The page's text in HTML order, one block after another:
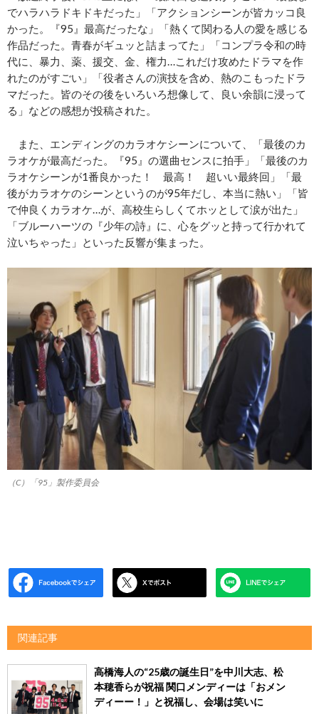
でハラハラドキドキだった」「アクションシーンが皆カッコ良
かった。『95』最高だったな」「熱くて関わる人の愛を感じる
作品だった。青春がギュッと詰まってた」「コンプラ令和の時
代に、暴力、薬、援交、金、権力…これだけ攻めたドラマを作
れたのがすごい」「役者さんの演技を含め、熱のこもったドラ
マだった。皆のその後をいろいろ想像して、良い余韻に浸って
る」などの感想が投稿された。
また、エンディングのカラオケシーンについて、「最後のカ
ラオケが最高だった。『95』の選曲センスに拍手」「最後のカ
ラオケシーンが1番良かった！ 最高！ 超いい最終回」「最
後がカラオケのシーンというのが95年だし、本当に熱い」「皆
で仲良くカラオケ…が、高校生らしくてホッとして涙が出た」
「ブルーハーツの『少年の詩』に、心をグッと持って行かれて
泣いちゃった」といった反響が集まった。
（C）「95」製作委員会
関連記事
高橋海人の“25歳の誕生日”を中川大志、松
本穂香らが祝福 関口メンディーは「おメン
ディーー！」と祝福し、会場は笑いに